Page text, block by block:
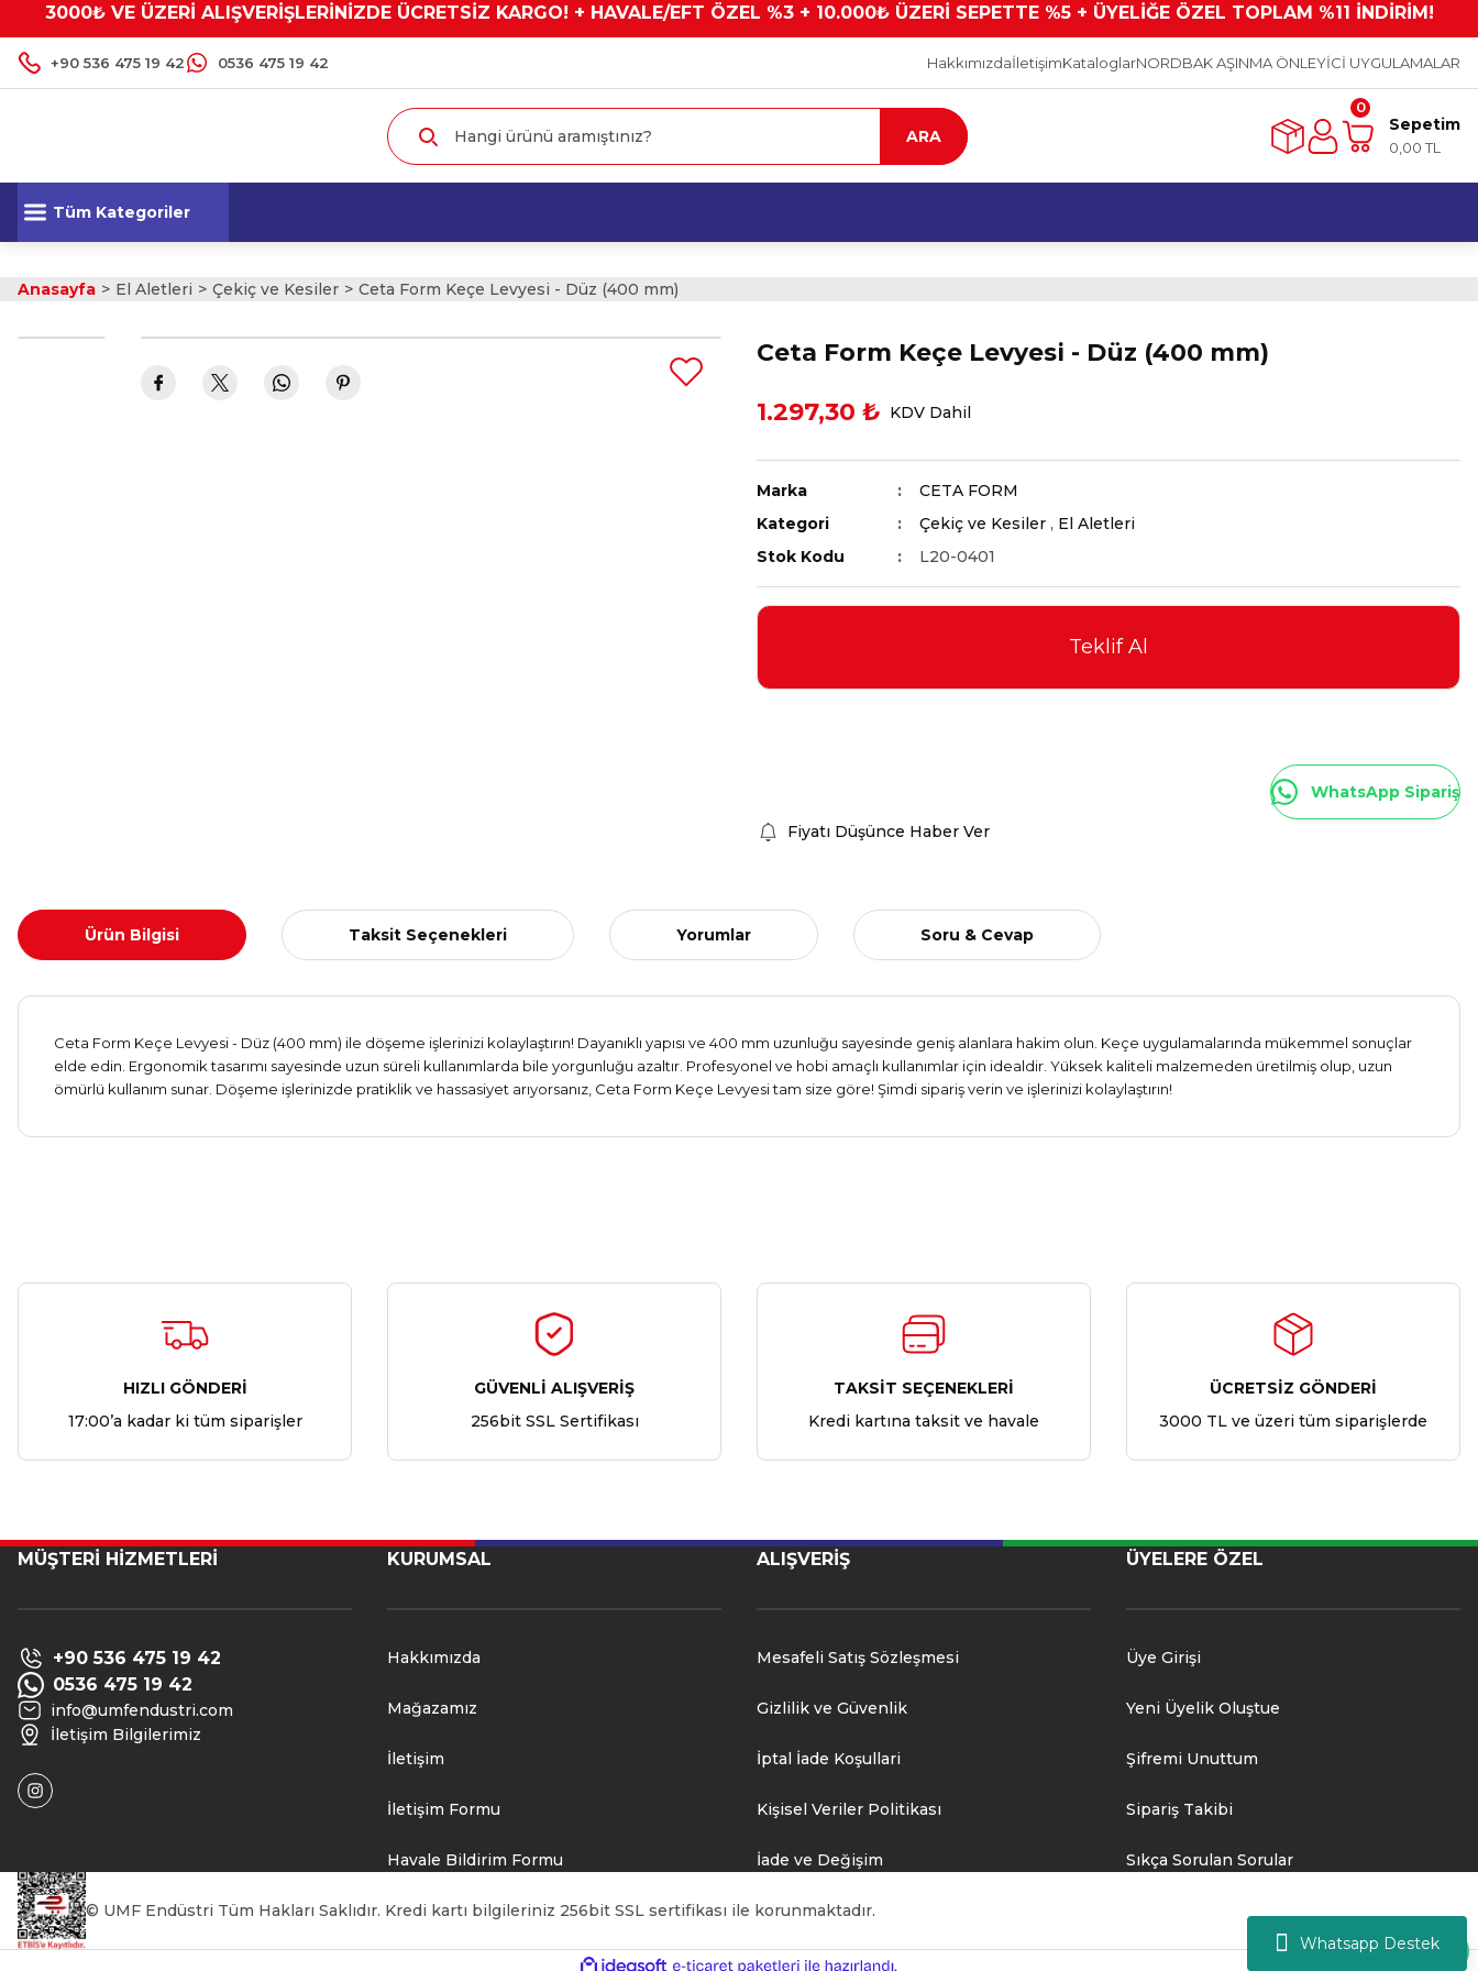
Whatsapp Destek
3000₺ VE ÜZERİ ALIŞVERİŞLERİNİZDE ÜCRETSİZ KARGO! + HAVALE/EFT ÖZEL %3 + 10.000₺ ÜZERİ SEPETTE %5 + ÜYELİĞE ÖZEL TOPLAM %11 İNDİRİM!
+90 536 475 19 42 0536 475 19 42 HakkımızdaİletişimKataloglarNORDBAK AŞINMA ÖNLEYİCİ UYGULAMALAR
ARA
0
Sepetim
0,00 TL
Tüm Kategoriler
Anasayfa El Aletleri Çekiç ve Kesiler Ceta Form Keçe Levyesi - Düz (400 mm)
Ceta Form Keçe Levyesi - Düz (400 mm)
1.297,30 ₺ KDV Dahil
Marka
CETA FORM
Kategori
Çekiç ve Kesiler , El Aletleri
Stok Kodu
L20-0401
Teklif Al
WhatsApp Sipariş
Fiyatı Düşünce Haber Ver
Ürün Bilgisi Taksit Seçenekleri Yorumlar Soru & Cevap
Ceta Form Keçe Levyesi - Düz (400 mm) ile döşeme işlerinizi kolaylaştırın! Dayanıklı yapısı ve 400 mm uzunluğu sayesinde geniş alanlara hakim olun. Keçe uygulamalarında mükemmel sonuçlar
elde edin. Ergonomik tasarımı sayesinde uzun süreli kullanımlarda bile yorgunluğu azaltır. Profesyonel ve hobi amaçlı kullanımlar için idealdir. Yüksek kaliteli malzemeden üretilmiş olup, uzun
ömürlü kullanım sunar. Döşeme işlerinizde pratiklik ve hassasiyet arıyorsanız, Ceta Form Keçe Levyesi tam size göre! Şimdi sipariş verin ve işlerinizi kolaylaştırın!
Yorum Yaz
Soru Sor
HIZLI GÖNDERİ
17:00’a kadar ki tüm siparişler
GÜVENLİ ALIŞVERİŞ
256bit SSL Sertifikası
TAKSİT SEÇENEKLERİ
Kredi kartına taksit ve havale
ÜCRETSİZ GÖNDERİ
3000 TL ve üzeri tüm siparişlerde
MÜŞTERİ HİZMETLERİ
+90 536 475 19 42
0536 475 19 42
info@umfendustri.com
İletişim Bilgilerimiz
KURUMSAL
Hakkımızda
Mağazamız
İletişim
İletişim Formu
Havale Bildirim Formu
ALIŞVERİŞ
Mesafeli Satış Sözleşmesi
Gizlilik ve Güvenlik
İptal İade Koşullari
Kişisel Veriler Politikası
İade ve Değişim
ÜYELERE ÖZEL
Üye Girişi
Yeni Üyelik Oluştue
Şifremi Unuttum
Sipariş Takibi
Sıkça Sorulan Sorular
© UMF Endüstri Tüm Hakları Saklıdır. Kredi kartı bilgileriniz 256bit SSL sertifikası ile korunmaktadır.
ideasoft e-